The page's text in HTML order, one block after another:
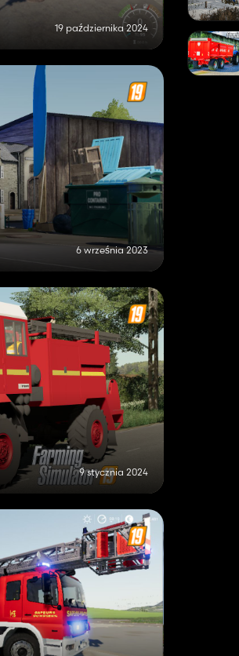
19 października 2024
6 września 2023
9 stycznia 2024